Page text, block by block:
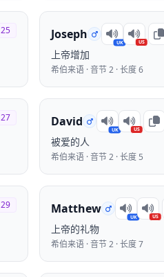
25 Joseph
UK US
上帝增加
希伯来语 · 音节 2 · 长度 6
27 David
UK US
被爱的人
希伯来语 · 音节 2 · 长度 5
29 Matthew
UK US
上帝的礼物
希伯来语 · 音节 2 · 长度 7